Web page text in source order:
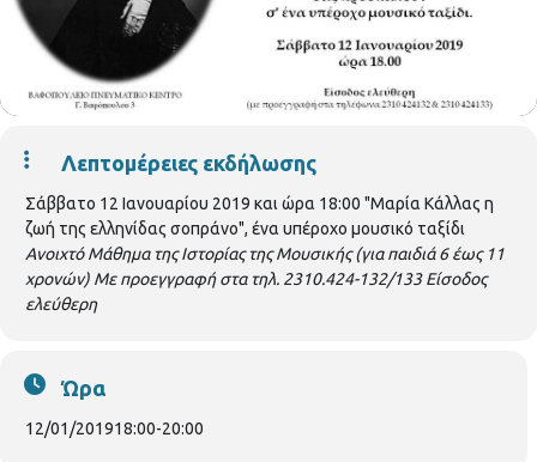
Λεπτομέρειες εκδήλωσης
Σάββατο 12 Ιανουαρίου 2019 και ώρα 18:00 "Μαρία Κάλλας η
ζωή της ελληνίδας σοπράνο", ένα υπέροχο μουσικό ταξίδι
Ανοιχτό Μάθημα της Ιστορίας της Μουσικής (για παιδιά 6 έως 11
χρονών) Με προεγγραφή στα τηλ. 2310.424-132/133 Είσοδος
ελεύθερη
Ώρα
12/01/201918:00-20:00